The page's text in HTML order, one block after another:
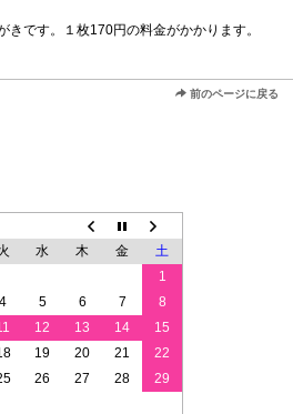
きです。１枚170円の料金がかかります。
前のページに戻る
水 木 金
土
1
4 5 6 7
8
12 13 14
15
19 20 21
22
26 27 28
29